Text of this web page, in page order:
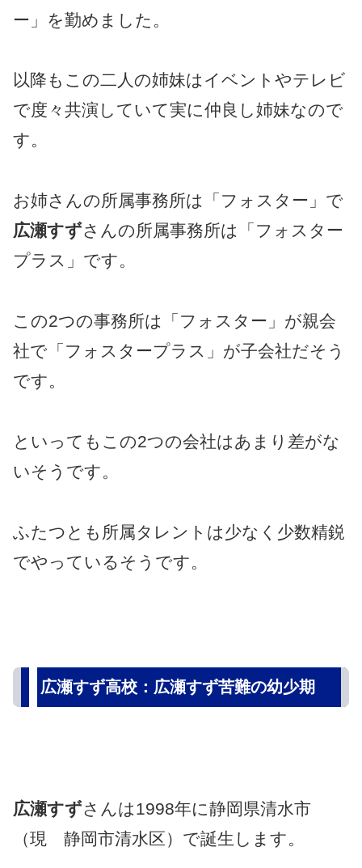
ー」を勤めました。
以降もこの二人の姉妹はイベントやテレビ
で度々共演していて実に仲良し姉妹なので
す。
お姉さんの所属事務所は「フォスター」で
広瀬すずさんの所属事務所は「フォスター
プラス」です。
この2つの事務所は「フォスター」が親会
社で「フォスタープラス」が子会社だそう
です。
といってもこの2つの会社はあまり差がな
いそうです。
ふたつとも所属タレントは少なく少数精鋭
でやっているそうです。
広瀬すず高校：広瀬すず苦難の幼少期
広瀬すずさんは1998年に静岡県清水市
（現 静岡市清水区）で誕生します。